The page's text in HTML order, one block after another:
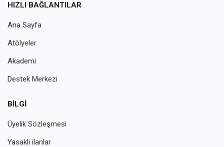
HIZLI BAĞLANTILAR
Ana Sayfa
Atölyeler
Akademi
Destek Merkezi
BILGI
Üyelik Sözleşmesi
Yasaklı ilanlar